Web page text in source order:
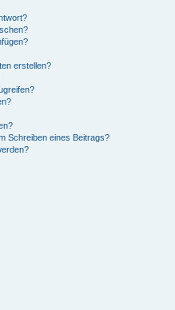
erstellen?
Schreiben eines Beitrags?